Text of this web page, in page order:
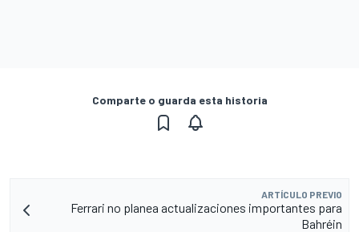
Comparte o guarda esta historia
ARTÍCULO PREVIO
Ferrari no planea actualizaciones importantes para
Bahréin